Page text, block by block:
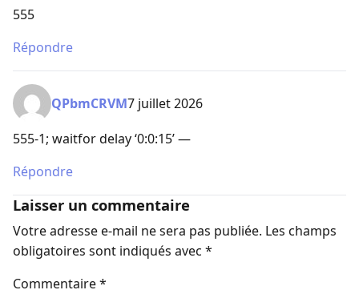
555
Répondre
QPbmCRVM7 juillet 2026
555-1; waitfor delay ‘0:0:15’ —
Répondre
Laisser un commentaire
Votre adresse e-mail ne sera pas publiée. Les champs
obligatoires sont indiqués avec *
Commentaire*